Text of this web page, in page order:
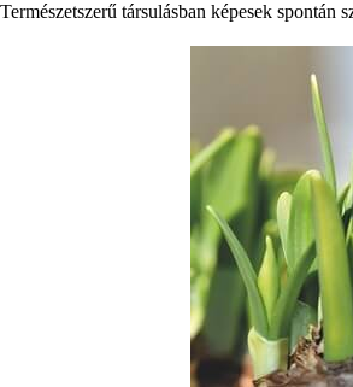
Természetszerű társulásban képesek